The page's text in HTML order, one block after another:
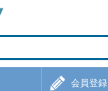
会員登録